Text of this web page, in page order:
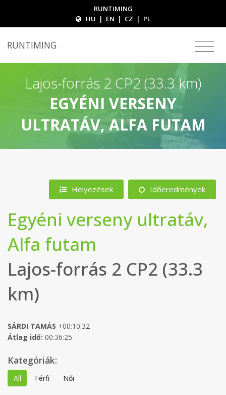
RUNTIMING
HU | EN | CZ | PL
RUNTIMING
Lajos-forrás 2 CP2 (33.3 km)
EGYÉNI VERSENY
ULTRATÁV, ALFA FUTAM
Helyezések Időeredmények
Egyéni verseny ultratáv,
Alfa futam
Lajos-forrás 2 CP2 (33.3
km)
SÁRDI TAMÁS +00:10:32
Átlag idő: 00:36:25
Kategóriák:
All Férfi Női